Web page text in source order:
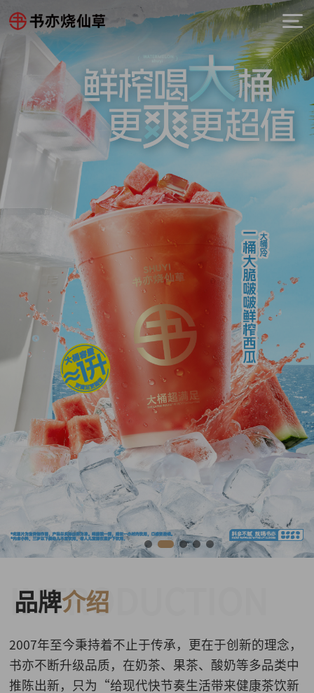
INTRODUCTION
品牌介绍
2007年至今秉持着不止于传承，更在于创新的理念，
书亦不断升级品质，在奶茶、果茶、酸奶等多品类中
推陈出新，只为“给现代快节奏生活带来健康茶饮新